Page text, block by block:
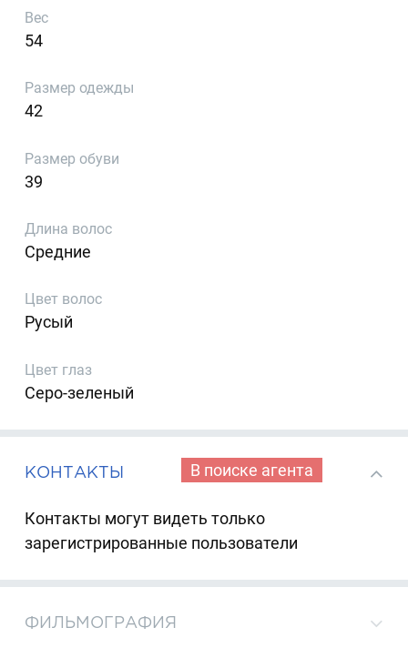
Вес
54
Размер одежды
42
Размер обуви
39
Длина волос
Средние
Цвет волос
Русый
Цвет глаз
Серо-зеленый
КОНТАКТЫ В поиске агента
Контакты могут видеть только
зарегистрированные пользователи
ФИЛЬМОГРАФИЯ